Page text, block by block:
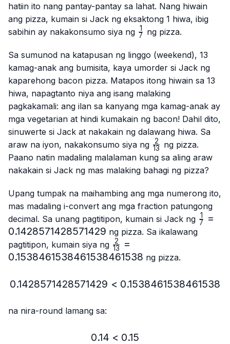
hatiin ito nang pantay-pantay sa lahat. Nang hiwain
ang pizza, kumain si Jack ng eksaktong 1 hiwa, ibig
sabihin ay nakakonsumo siya ng \frac{1}
7
1 ng pizza.
Sa sumunod na katapusan ng linggo (weekend), 13
kamag-anak ang bumisita, kaya umorder si Jack ng
kaparehong bacon pizza. Matapos itong hiwain sa 13
hiwa, napagtanto niya ang isang malaking
pagkakamali: ang ilan sa kanyang mga kamag-anak ay
mga vegetarian at hindi kumakain ng bacon! Dahil dito,
sinuwerte si Jack at nakakain ng dalawang hiwa. Sa
araw na iyon, nakakonsumo siya ng \frac{2}
{13}
13
2
ng pizza.
Paano natin madaling malalaman kung sa aling araw
nakakain si Jack ng mas malaking bahagi ng pizza?
Upang tumpak na maihambing ang mga numerong ito,
mas madaling i-convert ang mga fraction patungong
decimal. Sa unang pagtitipon, kumain si Jack ng 7
1
=
0.1428571428571429 ng pizza. Sa ikalawang
pagtitipon, kumain siya ng \frac{2}
13
2
=
0.1538461538461538461538 ng pizza.
0.1428571428571429 <
0.1428571428571429 < 0.1538461538461538
na nira-round lamang sa:
0.14 < 0.15
0.14 < 0.15